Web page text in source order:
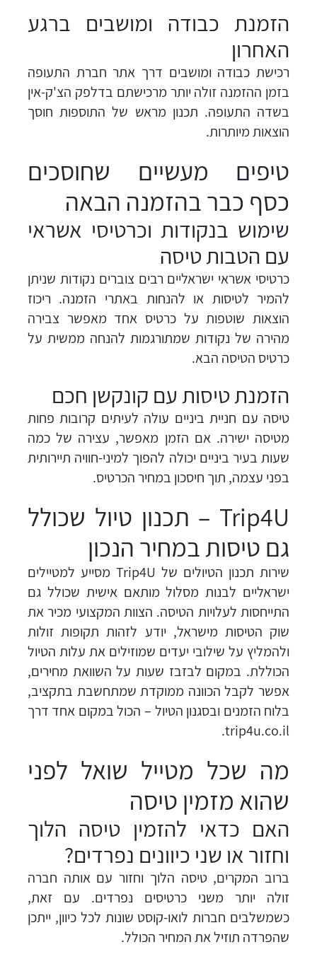
הזמנת כבודה ומושבים ברגע
האחרון
רכישת כבודה ומושבים דרך אתר חברת התעופה
בזמן ההזמנה זולה יותר מרכישתם בדלפק הצ'ק-אין
בשדה התעופה. תכנון מראש של התוספות חוסך
הוצאות מיותרות.
טיפים מעשיים שחוסכים
כסף כבר בהזמנה הבאה
שימוש בנקודות וכרטיסי אשראי
עם הטבות טיסה
כרטיסי אשראי ישראליים רבים צוברים נקודות שניתן
להמיר לטיסות או להנחות באתרי הזמנה. ריכוז
הוצאות שוטפות על כרטיס אחד מאפשר צבירה
מהירה של נקודות שמתורגמות להנחה ממשית על
כרטיס הטיסה הבא.
הזמנת טיסות עם קונקשן חכם
טיסה עם חניית ביניים עולה לעיתים קרובות פחות
מטיסה ישירה. אם הזמן מאפשר, עצירה של כמה
שעות בעיר ביניים יכולה להפוך למיני-חוויה תיירותית
בפני עצמה, תוך חיסכון במחיר הכרטיס.
Trip4U – תכנון טיול שכולל
גם טיסות במחיר הנכון
שירות תכנון הטיולים של Trip4U מסייע למטיילים
ישראליים לבנות מסלול מותאם אישית שכולל גם
התייחסות לעלויות הטיסה. הצוות המקצועי מכיר את
שוק הטיסות מישראל, יודע לזהות תקופות זולות
ולהמליץ על שילובי יעדים שמוזילים את עלות הטיול
הכוללת. במקום לבזבז שעות על השוואת מחירים,
אפשר לקבל הכוונה ממוקדת שמתחשבת בתקציב,
בלוח הזמנים ובסגנון הטיול – הכול במקום אחד דרך
trip4u.co.il.
מה שכל מטייל שואל לפני
שהוא מזמין טיסה
האם כדאי להזמין טיסה הלוך
וחזור או שני כיוונים נפרדים?
ברוב המקרים, טיסה הלוך וחזור עם אותה חברה
זולה יותר משני כרטיסים נפרדים. עם זאת,
כשמשלבים חברות לואו-קוסט שונות לכל כיוון, ייתכן
שהפרדה תוזיל את המחיר הכולל.